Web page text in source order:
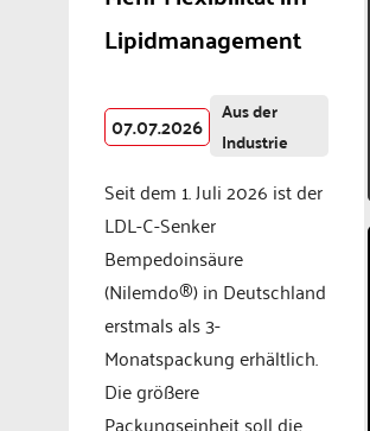
Lipidmanagement
07.07.2026
Aus der
Industrie
Seit dem 1. Juli 2026 ist der
LDL-C-Senker
Bempedoinsäure
(Nilemdo®) in Deutschland
erstmals als 3-
Monatspackung erhältlich.
Die größere
Packungseinheit soll die